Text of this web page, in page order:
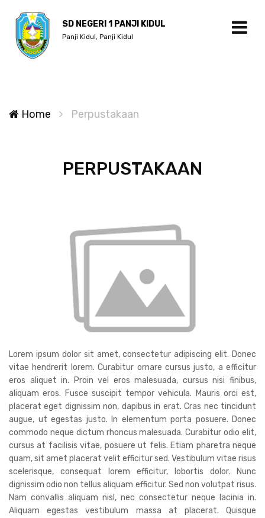
SD NEGERI 1 PANJI KIDUL
Panji Kidul, Panji Kidul
Home Perpustakaan
PERPUSTAKAAN
Lorem ipsum dolor sit amet, consectetur adipiscing elit. Donec
vitae hendrerit lorem. Curabitur ornare cursus justo, a efficitur
eros aliquet in. Proin vel eros malesuada, cursus nisi finibus,
aliquam eros. Fusce suscipit tempor vehicula. Mauris orci est,
placerat eget dignissim non, dapibus in erat. Cras nec tincidunt
augue, ut egestas justo. In elementum porta posuere. Donec
commodo neque dictum rhoncus malesuada. Curabitur odio elit,
cursus at facilisis vitae, posuere ut felis. Etiam pharetra neque
quam, sit amet placerat velit efficitur sed. Vestibulum vitae risus
scelerisque, consequat lorem efficitur, lobortis dolor. Nunc
dignissim odio non tellus aliquam efficitur. Sed non volutpat risus.
Nam convallis aliquam nisl, nec consectetur neque lacinia in.
Aliquam egestas vestibulum massa at placerat. Quisque